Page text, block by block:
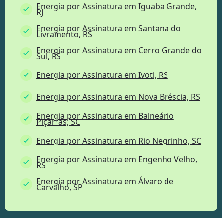
Energia por Assinatura em Iguaba Grande,
RJ
Energia por Assinatura em Santana do
Livramento, RS
Energia por Assinatura em Cerro Grande do
Sul, RS
Energia por Assinatura em Ivoti, RS
Energia por Assinatura em Nova Bréscia, RS
Energia por Assinatura em Balneário
Piçarras, SC
Energia por Assinatura em Rio Negrinho, SC
Energia por Assinatura em Engenho Velho,
RS
Energia por Assinatura em Álvaro de
Carvalho, SP